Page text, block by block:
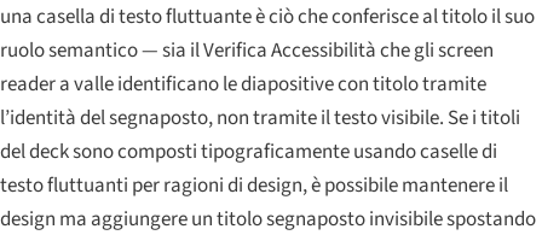
una casella di testo fluttuante è ciò che conferisce al titolo il suo
ruolo semantico — sia il Verifica Accessibilità che gli screen
reader a valle identificano le diapositive con titolo tramite
l’identità del segnaposto, non tramite il testo visibile. Se i titoli
del deck sono composti tipograficamente usando caselle di
testo fluttuanti per ragioni di design, è possibile mantenere il
design ma aggiungere un titolo segnaposto invisibile spostando